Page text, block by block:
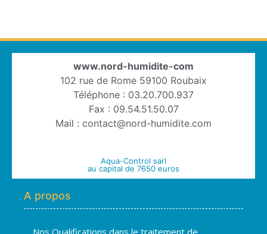
www.nord-humidite-com
102 rue de Rome 59100 Roubaix
Téléphone : 03.20.700.937
Fax : 09.54.51.50.07
Mail : contact@nord-humidite.com
Aqua-Control sarl
au capital de 7650 euros
A propos
Nos Qualifications dans le traitement de